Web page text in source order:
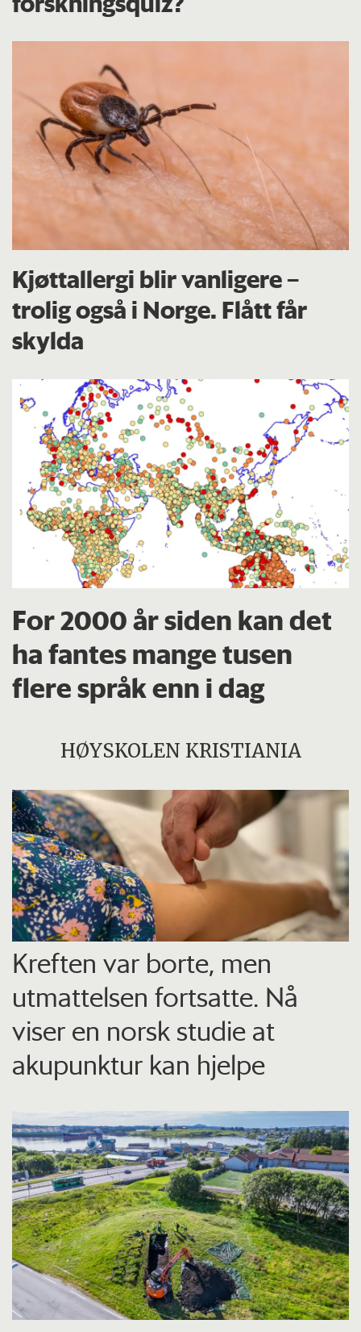
Kjøttallergi blir vanligere –
trolig også i Norge. Flått får
skylda
For 2000 år siden kan det
ha fantes mange tusen
flere språk enn i dag
HØYSKOLEN KRISTIANIA
Kreften var borte, men
utmattelsen fortsatte. Nå
viser en norsk studie at
akupunktur kan hjelpe